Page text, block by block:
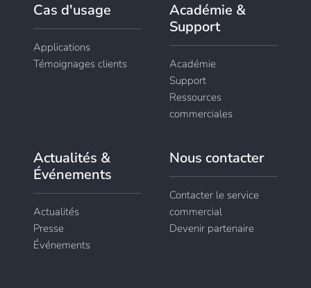
Cas d'usage
Applications
Témoignages clients
Académie &
Support
Académie
Support
Ressources
commerciales
Actualités &
Événements
Actualités
Presse
Événements
Nous contacter
Contacter le service
commercial
Devenir partenaire